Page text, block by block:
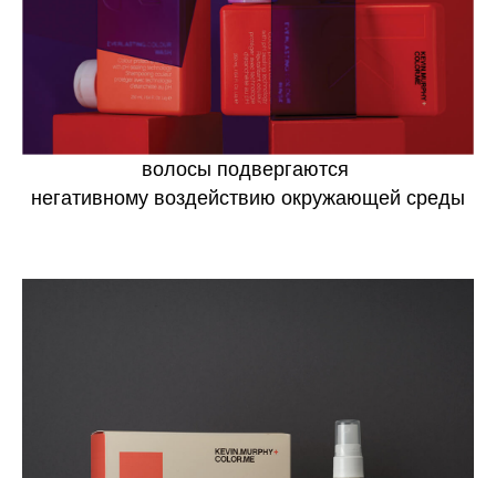
волосы подвергаются
негативному воздействию окружающей среды